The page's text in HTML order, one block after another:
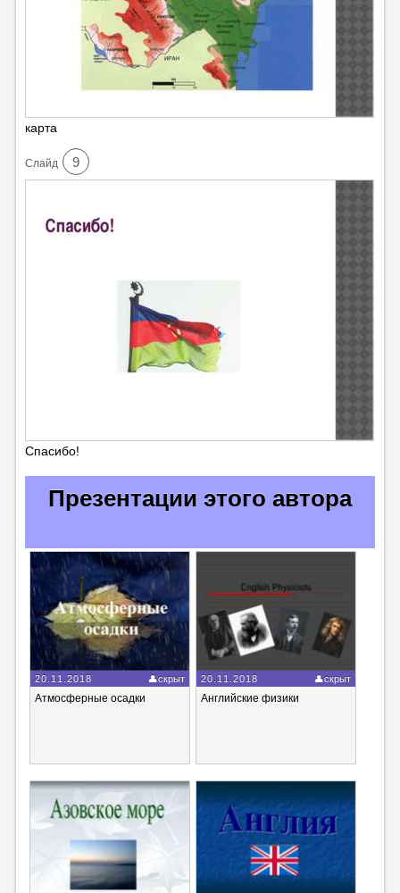
карта
Cлайд 9
Спасибо!
Презентации этого автора
20.11.2018 скрыт
Атмосферные осадки
20.11.2018 скрыт
Английские физики